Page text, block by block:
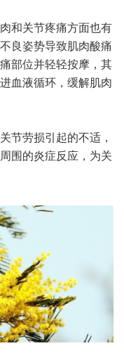
和关节疼痛方面也有
良姿势导致肌肉酸痛
部位并轻轻按摩，其
血液循环，缓解肌肉
节劳损引起的不适，
围的炎症反应，为关